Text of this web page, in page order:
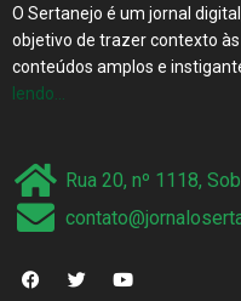
O Sertanejo é um jornal
objetivo de trazer contexto
conteúdos amplos e
lendo…
Rua 20, nº 1118,